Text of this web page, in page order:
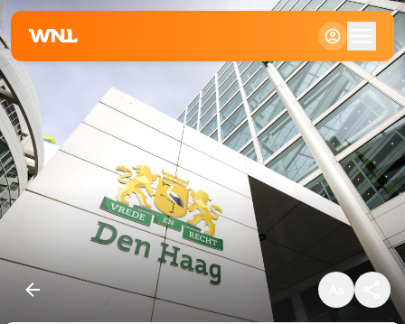
Klein